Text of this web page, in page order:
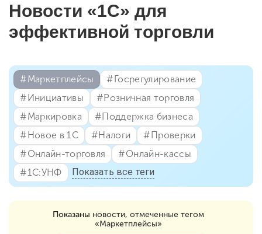
Новости «1С» для
эффективной торговли
#⁣Маркетплейсы
#⁣Госрегулирование
#⁣Инициативы
#⁣Розничная торговля
#⁣Маркировка
#⁣Поддержка бизнеса
#⁣Новое в 1С
#⁣Налоги
#⁣Проверки
#⁣Онлайн-торговля
#⁣Онлайн-кассы
#⁣1С:УНФ
Показать все теги
Показаны новости, отмеченные тегом
«Маркетплейсы»